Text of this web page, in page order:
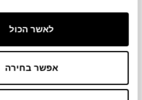
לאשר הכול
אפשר בחירה
מידע על חומרים
מק"ט